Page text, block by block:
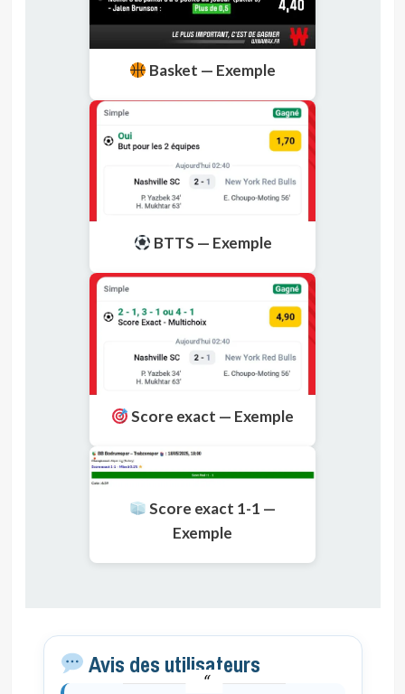
Basket — Exemple
BTTS — Exemple
Score exact — Exemple
Score exact 1-1 —
Exemple
Avis des utilisateurs